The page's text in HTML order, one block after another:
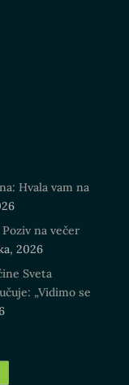
Hvala vam na
na večer
2026
Sveta
„Vidimo se